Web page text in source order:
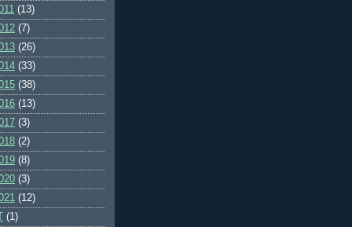
(13)
(7)
(26)
(33)
(38)
(13)
(3)
(2)
(8)
(3)
(12)
(1)